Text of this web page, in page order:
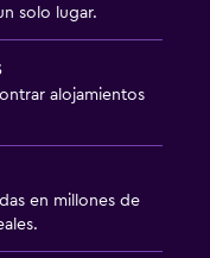
solo lugar.
alojamientos
en millones de